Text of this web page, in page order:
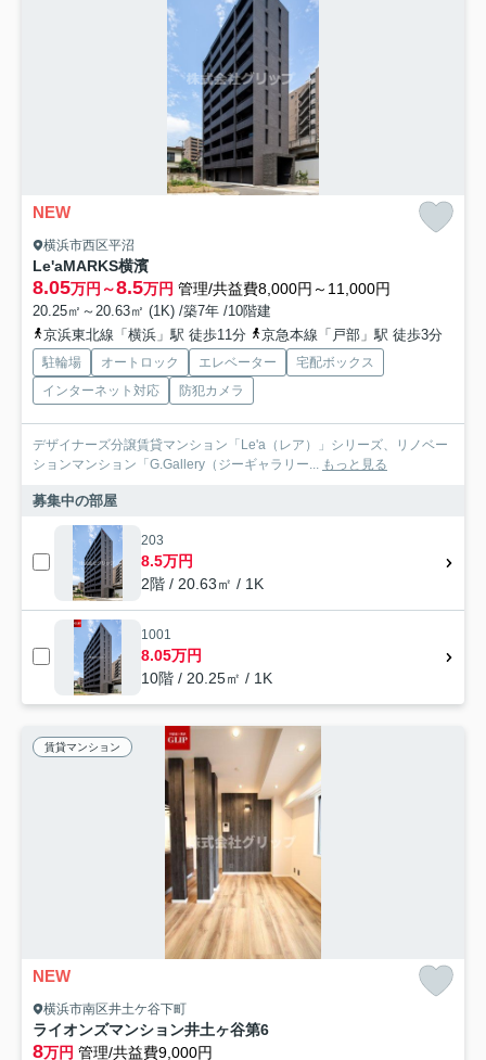
NEW
横浜市西区平沼
Le'aMARKS横濱
8.05万円～8.5万円 管理/共益費8,000円～11,000円
20.25㎡～20.63㎡ (1K) /築7年 /10階建
京浜東北線「横浜」駅 徒歩11分
京急本線「戸部」駅 徒歩3分
駐輪場 オートロック エレベーター
宅配ボックス
インターネット対応
防犯カメラ
デザイナーズ分譲賃貸マンション「Le'a（レア）」シリーズ、リノベー
ションマンション「G.Gallery（ジーギャラリー...
もっと見る
募集中の部屋
203
8.5万円
2階 / 20.63㎡ / 1K
1001
8.05万円
10階 / 20.25㎡ / 1K
賃貸マンション
NEW
横浜市南区井土ケ谷下町
ライオンズマンション井土ヶ谷第6
8万円 管理/共益費9,000円